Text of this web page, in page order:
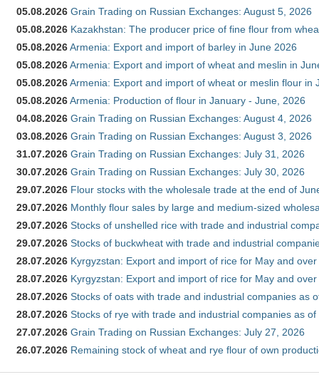
05.08.2026 Grain Trading on Russian Exchanges: August 5, 2026
05.08.2026 Kazakhstan: The producer price of fine flour from
05.08.2026Armenia: Export and import of barley in June 2026
05.08.2026Armenia: Export and import of wheat and meslin in
05.08.2026Armenia: Export and import of wheat or meslin flour in
05.08.2026Armenia: Production of flour in January - June, 2026
04.08.2026 Grain Trading on Russian Exchanges: August 4, 2026
03.08.2026 Grain Trading on Russian Exchanges: August 3, 2026
31.07.2026 Grain Trading on Russian Exchanges: July 31, 2026
30.07.2026 Grain Trading on Russian Exchanges: July 30, 2026
29.07.2026 Flour stocks with the wholesale trade at the end of
29.07.2026 Monthly flour sales by large and medium-sized
29.07.2026 Stocks of unshelled rice with trade and industrial
29.07.2026 Stocks of buckwheat with trade and industrial
28.07.2026 Kyrgyzstan: Export and import of rice for May and
28.07.2026 Kyrgyzstan: Export and import of rice for May and
28.07.2026 Stocks of oats with trade and industrial companies as
28.07.2026 Stocks of rye with trade and industrial companies as
27.07.2026 Grain Trading on Russian Exchanges: July 27, 2026
26.07.2026 Remaining stock of wheat and rye flour of own